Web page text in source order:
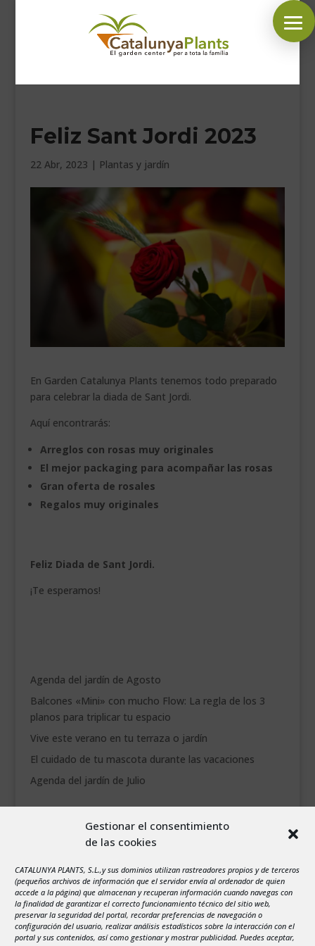
Gestionar el consentimiento
de las cookies
CATALUNYA PLANTS, S.L.,y sus dominios utilizan rastreadores propios y de terceros
(pequeños archivos de información que el servidor envía al ordenador de quien
accede a la página) que almacenan y recuperan información cuando navegas con
la finalidad de garantizar el correcto funcionamiento técnico del sitio web,
preservar la seguridad del portal, recordar preferencias de navegación o
configuración del usuario, realizar análisis estadísticos sobre la interacción con el
portal y sus contenidos, así como gestionar y mostrar publicidad. Puedes aceptar,
SÍGUENOS EN:
INICIOFeliz Sant Jordi 2023
22 Abr, 2023 | Plantas y jardín
En Garden Catalunya Plants tenemos todo preparado
para celebrar la diada de Sant Jordi.
Aquí encontrarás:
Arreglos con rosas muy originales
El mejor packaging para acompañar las rosas
Gran oferta de rosales
Regalos muy originales
Feliz Diada de Sant Jordi.
¡Te esperamos!
Agenda del jardín de Agosto
Balcones «Mini» con mucho Flow: La regla de los 3
planos para triplicar tu espacio
Vive este verano en tu terraza o jardín
El cuidado de tu mascota durante las vacaciones
Agenda del jardín de Julio
X J V S
3
4 5 6 7 8
9
10
11 12 13 14 15
16
17
18 19 20 21 22
23
24
25 26 27 28 29
30